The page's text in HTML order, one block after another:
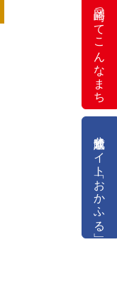
岡崎ってこんなまち
公式通販サイト「おかふる」